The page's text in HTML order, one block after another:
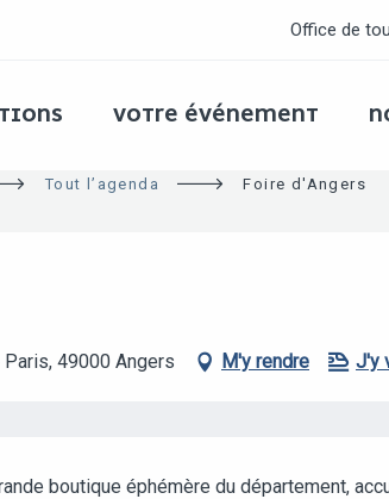
Office de
VOTRE ÉVÉNEMENT
Tout l’agenda Foire d'Angers
49000 Angers M'y rendre J'y
boutique éphémère du département,